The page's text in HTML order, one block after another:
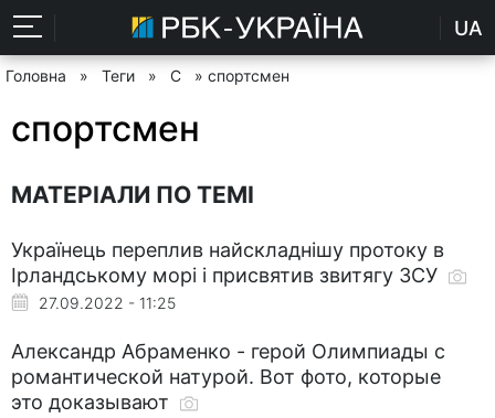
UA
Головна » Теги » С » спортсмен
спортсмен
МАТЕРІАЛИ ПО ТЕМІ
Українець переплив найскладнішу протоку в
Ірландському морі і присвятив звитягу ЗСУ
27.09.2022 - 11:25
Александр Абраменко - герой Олимпиады с
романтической натурой. Вот фото, которые
это доказывают